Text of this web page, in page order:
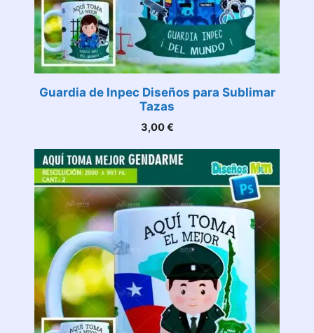
Guardia de Inpec Diseños para Sublimar
Tazas
3,00€